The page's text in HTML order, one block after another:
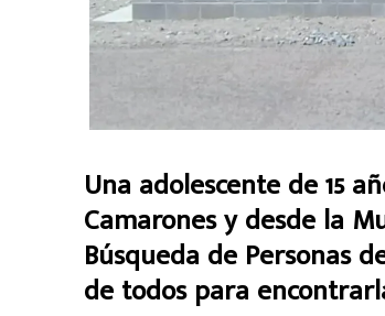
Una adolescente de 15
Camarones y desde la
Búsqueda de Personas
de todos para